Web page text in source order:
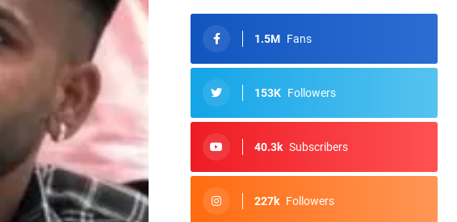
1.5M Fans
153K Followers
40.3k Subscribers
227k Followers